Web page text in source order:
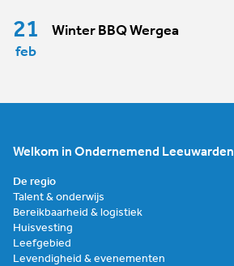
21
feb
Winter BBQ Wergea
Welkom in Ondernemend Leeuwarden
De regio
Talent & onderwijs
Bereikbaarheid & logistiek
Huisvesting
Leefgebied
Levendigheid & evenementen